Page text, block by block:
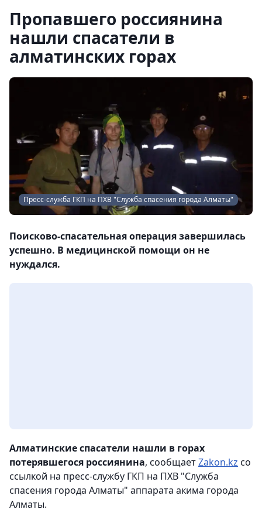
Пропавшего россиянина
нашли спасатели в
алматинских горах
Пресс-служба ГКП на ПХВ "Служба спасения города Алматы"
Поисково-спасательная операция завершилась
успешно. В медицинской помощи он не
нуждался.
Алматинские спасатели нашли в горах
потерявшегося россиянина, сообщаетZakon.kz со
ссылкой на пресс-службу ГКП на ПХВ "Служба
спасения города Алматы" аппарата акима города
Алматы.